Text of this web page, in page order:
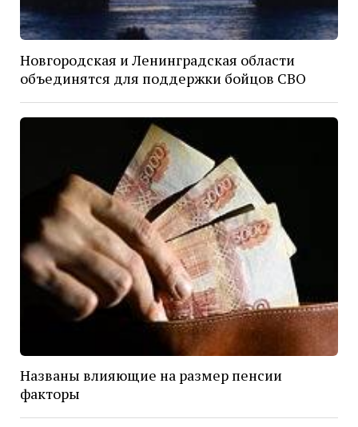
Новгородская и Ленинградская области
объединятся для поддержки бойцов СВО
Названы влияющие на размер пенсии
факторы